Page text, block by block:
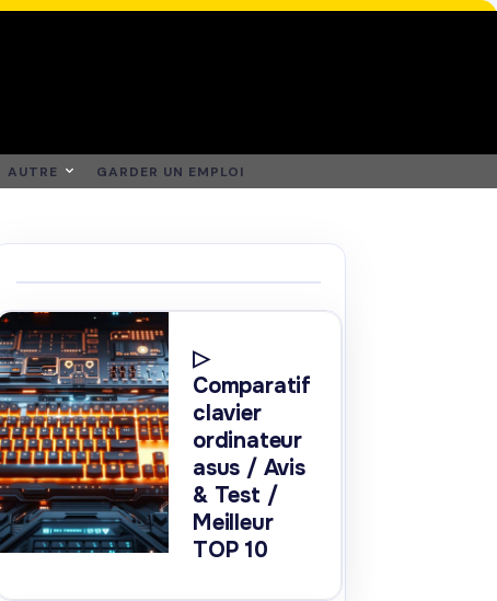
AUTRE GARDER UN EMPLOI
▷
Comparatif
clavier
ordinateur
asus / Avis
& Test /
Meilleur
TOP 10